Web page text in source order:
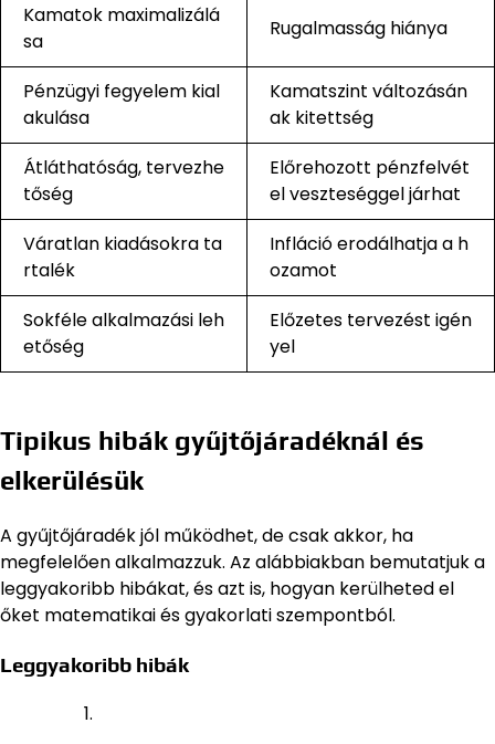
Kamatok maximalizálá
sa
Rugalmasság hiánya
Pénzügyi fegyelem kial
akulása
Kamatszint változásán
ak kitettség
Átláthatóság, tervezhe
tőség
Előrehozott pénzfelvét
el veszteséggel járhat
Váratlan kiadásokra ta
rtalék
Infláció erodálhatja a h
ozamot
Sokféle alkalmazási leh
etőség
Előzetes tervezést igén
yel
Tipikus hibák gyűjtőjáradéknál és
elkerülésük
A gyűjtőjáradék jól működhet, de csak akkor, ha
megfelelően alkalmazzuk. Az alábbiakban bemutatjuk a
leggyakoribb hibákat, és azt is, hogyan kerülheted el
őket matematikai és gyakorlati szempontból.
Leggyakoribb hibák